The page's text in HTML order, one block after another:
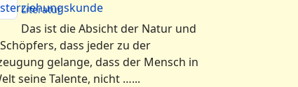
Literatur
Das ist die Absicht der Natur und
dass jeder zu der
gelange, dass der Mensch in
seine Talente, nicht …...